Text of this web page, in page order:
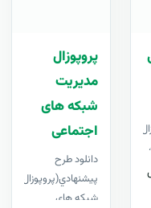
پروپوزال
مدیریت
شبکه های
اجتماعی
دانلود طرح
شبکه های